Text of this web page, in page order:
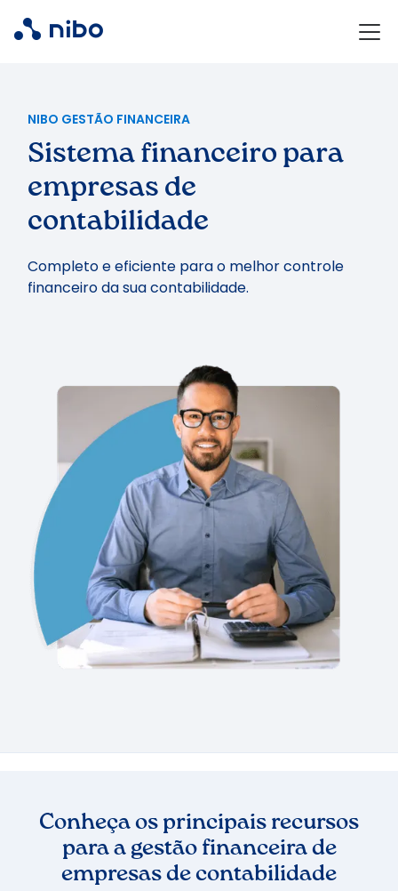
NIBO GESTÃO FINANCEIRA
Sistema financeiro para
empresas de
contabilidade
Completo e eficiente para o melhor controle
financeiro da sua contabilidade.
Conheça os principais recursos
para a gestão financeira de
empresas de contabilidade